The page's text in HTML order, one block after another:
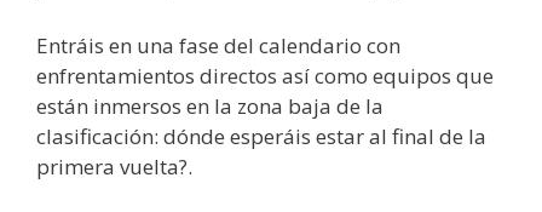
Entráis en una fase del calendario con
enfrentamientos directos así como equipos que
están inmersos en la zona baja de la
clasificación: dónde esperáis estar al final de la
primera vuelta?.